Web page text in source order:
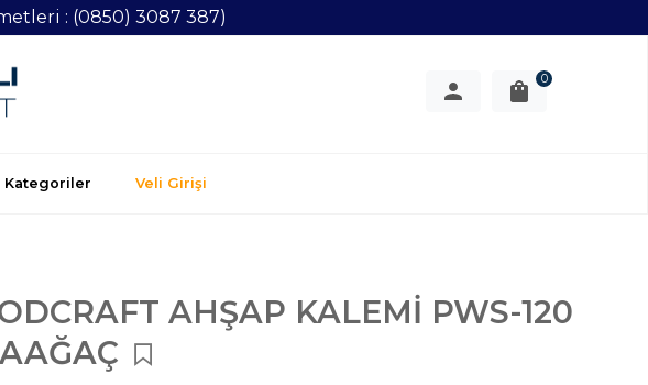
: (0850) 3087 387)
0
Kategoriler Veli Girişi
AHŞAP KALEMİ PWS-120